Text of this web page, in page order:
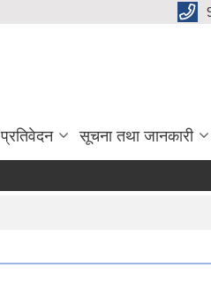
प्रतिवेदन सूचना तथा जानकारी